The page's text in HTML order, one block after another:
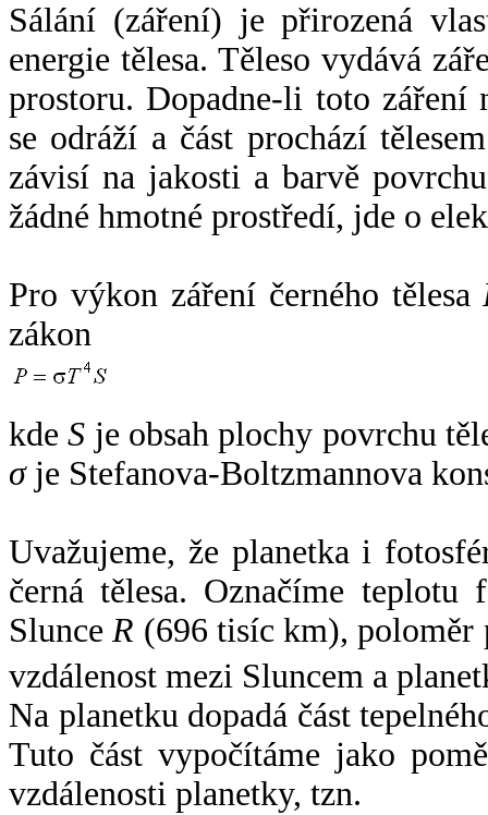
Sálání (záření) je přirozená
energie tělesa. Těleso vydává
prostoru. Dopadne-li toto záření
se odráží a část prochází
závisí na jakosti a barvě
žádné hmotné prostředí, jde o
Pro výkon záření černého tělesa
zákon
kdeS je obsah plochy povrchu
σje Stefanova-Boltzmannova
Uvažujeme, že planetka i
černá tělesa. Označíme
SlunceR (696 tisíc km),
vzdálenost mezi Sluncem a
Na planetku dopadá část
Tuto část vypočítáme jako
vzdálenosti planetky, tzn.